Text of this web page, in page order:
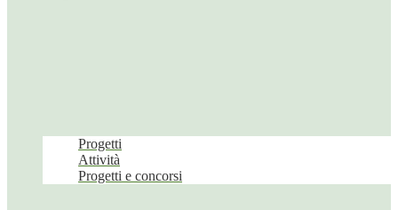
Progetti
Attività
Progetti e concorsi